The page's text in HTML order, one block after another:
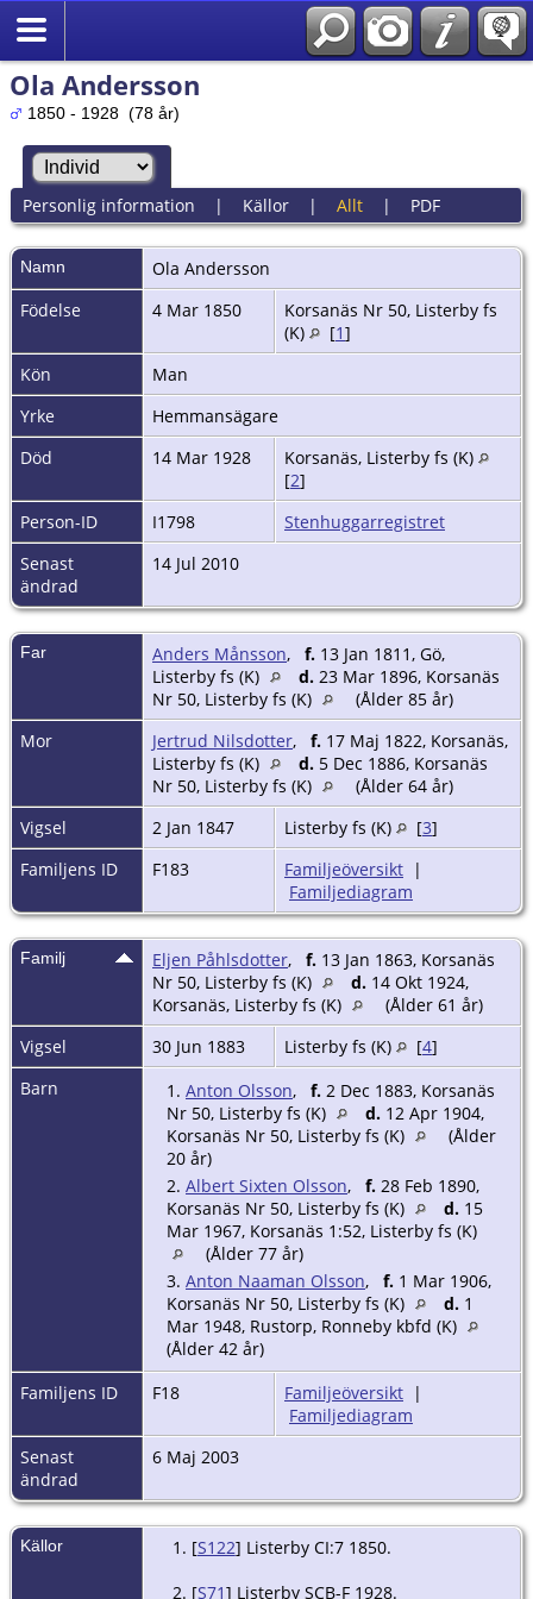
Ola Andersson
1850 - 1928 (78 år)
Personlig information | Källor| Allt| PDF
Namn Ola Andersson
Födelse
4 Mar 1850
Korsanäs Nr 50, Listerby fs
(K)
[1]
Kön
Man
Yrke
Hemmansägare
Död
14 Mar 1928
Korsanäs, Listerby fs (K)
[2]
Person-ID
I1798
Stenhuggarregistret
Senast
ändrad
14 Jul 2010
Far Anders Månsson, f. 13 Jan 1811, Gö,
Listerby fs (K)
d. 23 Mar 1896, Korsanäs
Nr 50, Listerby fs (K)
(Ålder 85 år)
Mor
Jertrud Nilsdotter, f. 17 Maj 1822, Korsanäs,
Listerby fs (K)
d. 5 Dec 1886, Korsanäs
Nr 50, Listerby fs (K)
(Ålder 64 år)
Vigsel
2 Jan 1847 Listerby fs (K) [3]
Familjens ID
F183 Familjeöversikt |
Familjediagram
Familj Eljen Påhlsdotter, f. 13 Jan 1863, Korsanäs
Nr 50, Listerby fs (K)
d. 14 Okt 1924,
Korsanäs, Listerby fs (K)
(Ålder 61 år)
Vigsel
30 Jun 1883 Listerby fs (K) [4]
Barn
1. Anton Olsson, f. 2 Dec 1883, Korsanäs
Nr 50, Listerby fs (K)
d. 12 Apr 1904,
Korsanäs Nr 50, Listerby fs (K)
(Ålder
20 år)
2. Albert Sixten Olsson, f. 28 Feb 1890,
Korsanäs Nr 50, Listerby fs (K)
d. 15
Mar 1967, Korsanäs 1:52, Listerby fs (K)
(Ålder 77 år)
3. Anton Naaman Olsson, f. 1 Mar 1906,
Korsanäs Nr 50, Listerby fs (K)
d. 1
Mar 1948, Rustorp, Ronneby kbfd (K)
(Ålder 42 år)
Familjens ID
F18 Familjeöversikt |
Familjediagram
Senast
ändrad
6 Maj 2003
Källor [S122] Listerby CI:7 1850.
[S71] Listerby SCB-F 1928.